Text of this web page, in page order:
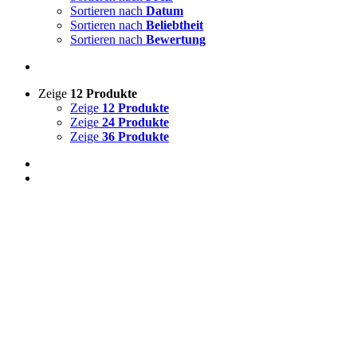
Sortieren nach Datum
Sortieren nach Beliebtheit
Sortieren nach Bewertung
Zeige 12 Produkte
Zeige 12 Produkte
Zeige 24 Produkte
Zeige 36 Produkte